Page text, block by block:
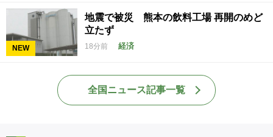
NEW
地震で被災 熊本の飲料工場 再開のめど
立たず
18分前 経済
全国ニュース記事一覧